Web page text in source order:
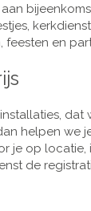
en
dat
helpen we
je op
de